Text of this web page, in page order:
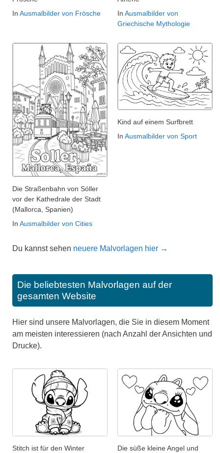
In Ausmalbilder von Frösche
In Ausmalbilder von
Griechische Mythologie
Die Straßenbahn von Sóller
vor der Kathedrale der Stadt
(Mallorca, Spanien)
In Ausmalbilder von Cities
Kind auf einem Surfbrett
In Ausmalbilder von Sport
Du kannst sehen neuere Malvorlagen hier →
Die beliebtesten Malvorlagen auf der
gesamten Website
Hier sind unsere Malvorlagen, die Sie in diesem Moment
am meisten interessieren (nach Anzahl der Ansichten und
Drucke).
Stitch ist für den Winter
Die süße kleine Angel und